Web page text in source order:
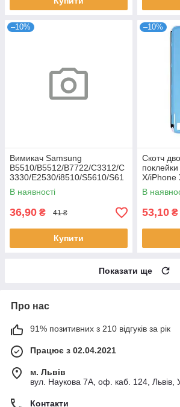
–10%
Вимикач Samsung
B5510/B5512/B7722/C3312/C
3330/E2530/i8510/S5610/S61
02
В наявності
36,90 ₴ 41 ₴
Купити
–10%
Скотч
X/iPhone
В
53,10 ₴
Показати ще
Про нас
91% позитивних з 210 відгуків за рік
Працює з 02.04.2021
м. Львів
вул. Наукова 7А, оф. каб. 124, Львів,
Контакти